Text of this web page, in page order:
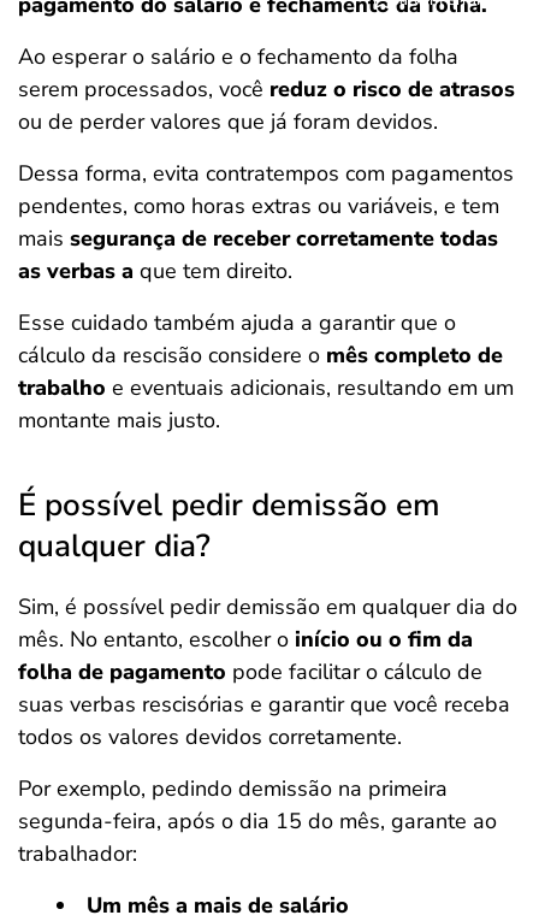
Ao esperar o salário e o fechamento da folha
serem processados, você reduz o risco de atrasos
ou de perder valores que já foram devidos.
Dessa forma, evita contratempos com pagamentos
pendentes, como horas extras ou variáveis, e tem
mais segurança de receber corretamente todas
as verbas a que tem direito.
Esse cuidado também ajuda a garantir que o
cálculo da rescisão considere o mês completo de
trabalho e eventuais adicionais, resultando em um
montante mais justo.
É possível pedir demissão em
qualquer dia?
Sim, é possível pedir demissão em qualquer dia do
mês. No entanto, escolher o início ou o fim da
folha de pagamento pode facilitar o cálculo de
suas verbas rescisórias e garantir que você receba
todos os valores devidos corretamente.
Por exemplo, pedindo demissão na primeira
segunda-feira, após o dia 15 do mês, garante ao
trabalhador:
Um mês a mais de salário